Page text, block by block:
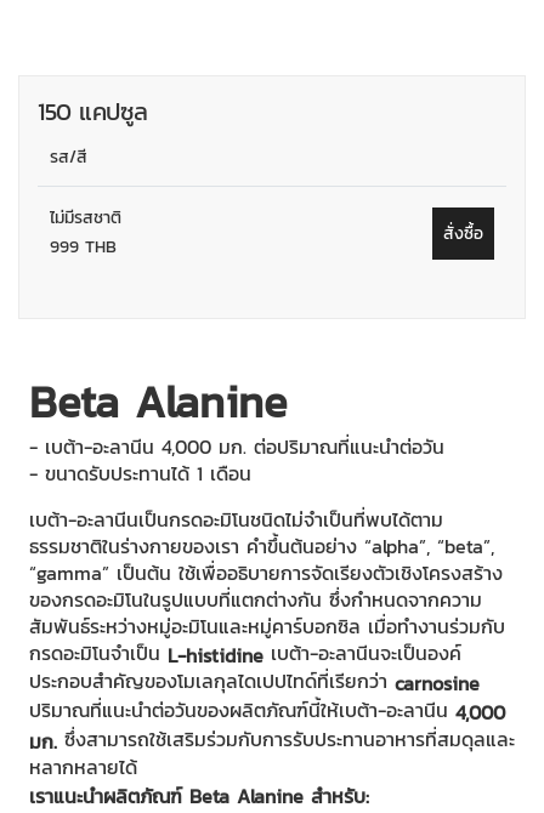
150 แคปซูล
รส/สี
ไม่มีรสชาติ
999 THB
สั่งซื้อ
Beta Alanine
- เบต้า-อะลานีน 4,000 มก. ต่อปริมาณที่แนะนำต่อวัน
- ขนาดรับประทานได้ 1 เดือน
เบต้า-อะลานีนเป็นกรดอะมิโนชนิดไม่จำเป็นที่พบได้ตาม
ธรรมชาติในร่างกายของเรา คำขึ้นต้นอย่าง “alpha”, “beta”,
“gamma” เป็นต้น ใช้เพื่ออธิบายการจัดเรียงตัวเชิงโครงสร้าง
ของกรดอะมิโนในรูปแบบที่แตกต่างกัน ซึ่งกำหนดจากความ
สัมพันธ์ระหว่างหมู่อะมิโนและหมู่คาร์บอกซิล เมื่อทำงานร่วมกับ
กรดอะมิโนจำเป็น L-histidine เบต้า-อะลานีนจะเป็นองค์
ประกอบสำคัญของโมเลกุลไดเปปไทด์ที่เรียกว่า carnosine
ปริมาณที่แนะนำต่อวันของผลิตภัณฑ์นี้ให้เบต้า-อะลานีน 4,000
มก. ซึ่งสามารถใช้เสริมร่วมกับการรับประทานอาหารที่สมดุลและ
หลากหลายได้
เราแนะนำผลิตภัณฑ์ Beta Alanine สำหรับ: